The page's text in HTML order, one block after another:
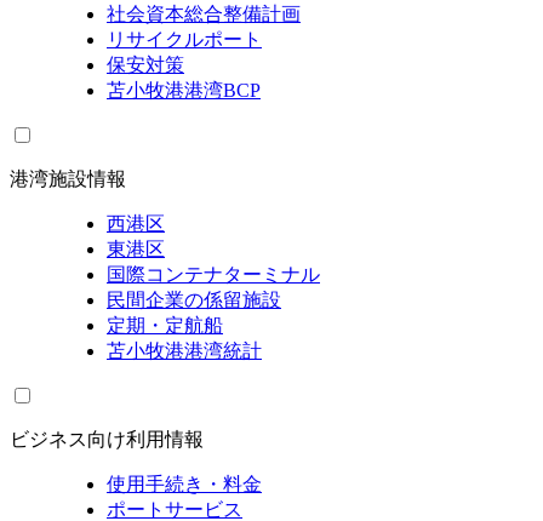
社会資本総合整備計画
リサイクルポート
保安対策
苫小牧港港湾BCP
港湾施設情報
西港区
東港区
国際コンテナターミナル
民間企業の係留施設
定期・定航船
苫小牧港港湾統計
ビジネス向け利用情報
使用手続き・料金
ポートサービス